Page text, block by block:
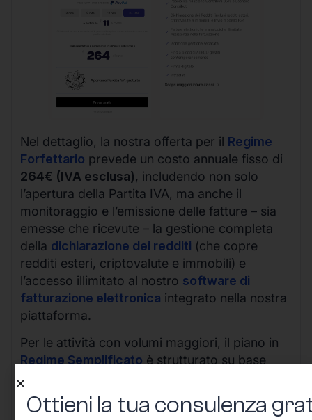
Nel dettaglio, la nostra offerta per il Regime
Forfettario prevede un costo annuale fisso di
264€ (IVA esclusa), includendo non solo
l’apertura della Partita IVA, ma anche il
monitoraggio e l’emissione delle fatture – sia
emesse che ricevute – la gestione completa
della dichiarazione dei redditi (che copre
redditi esteri, criptovalute e immobili) e
l’accesso illimitato al nostro software di
fatturazione elettronica integrato nella nostra
piattaforma.
Per le attività con volumi maggiori, il piano in
Regime Semplificato è strutturato su base
quadrimestrale al costo di
quadrimestre (IVA esclusa)
, offrendo tutte le
funzionalità avanzate necessarie per gestire un
Ottieni la tua consulenza